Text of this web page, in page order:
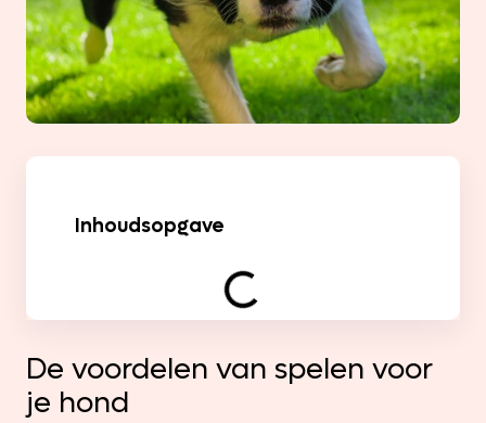
Inhoudsopgave
De voordelen van spelen voor
je hond